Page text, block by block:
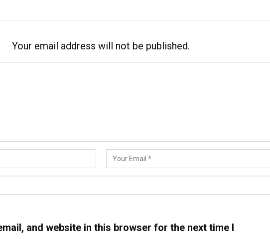
Your email address will not be published.
and website in this browser for the next time I